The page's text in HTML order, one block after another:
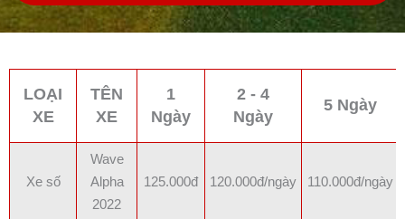
LOẠI
XE
TÊN
XE
1
Ngày
2 - 4
Ngày
5 Ngày
Xe số
Wave
Alpha
2022
125.000đ 120.000đ/ngày 110.000đ/ngày